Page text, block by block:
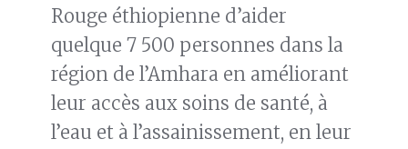
Rouge éthiopienne d’aider
quelque 7 500 personnes dans la
région de l’Amhara en améliorant
leur accès aux soins de santé, à
l’eau et à l’assainissement, en leur